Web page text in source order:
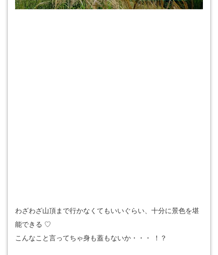
わざわざ山頂まで行かなくてもいいぐらい、十分に景色を堪
能できる ♡
こんなこと言ってちゃ身も蓋もないか・・・ ！？